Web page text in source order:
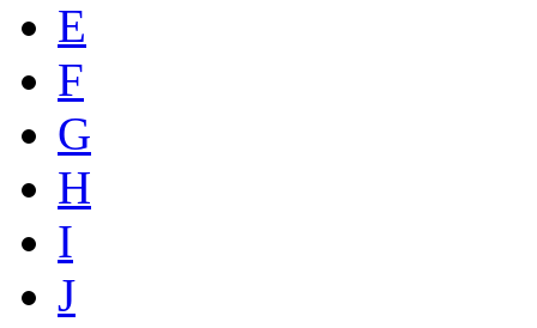
E
F
G
H
I
J